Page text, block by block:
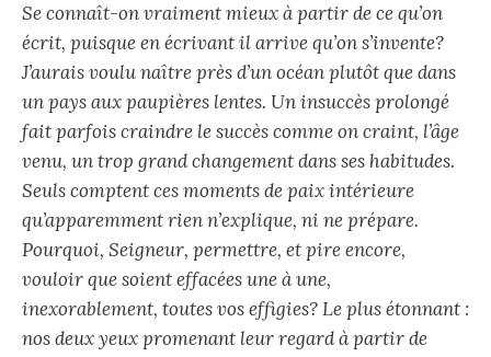
Se connaît-on vraiment mieux à partir de ce qu’on
écrit, puisque en écrivant il arrive qu’on s’invente?
J’aurais voulu naître près d’un océan plutôt que dans
un pays aux paupières lentes. Un insuccès prolongé
fait parfois craindre le succès comme on craint, l’âge
venu, un trop grand changement dans ses habitudes.
Seuls comptent ces moments de paix intérieure
qu’apparemment rien n’explique, ni ne prépare.
Pourquoi, Seigneur, permettre, et pire encore,
vouloir que soient effacées une à une,
inexorablement, toutes vos effigies? Le plus étonnant :
nos deux yeux promenant leur regard à partir de